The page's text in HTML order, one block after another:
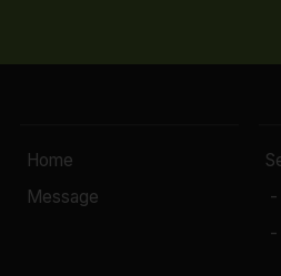
Home
Message
-
-